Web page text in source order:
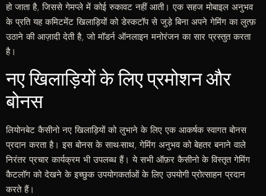
हो जाता है, जिससे गेमप्ले में कोई रुकावट नहीं आती। एक सहज मोबाइल अनुभव
के प्रति यह कमिटमेंट खिलाड़ियों को डेस्कटॉप से जुड़े बिना अपने गेमिंग का लुत्फ़
उठाने की आज़ादी देती है, जो मॉडर्न ऑनलाइन मनोरंजन का सार प्रस्तुत करता
है।
नए खिलाड़ियों के लिए प्रमोशन और
बोनस
लियोनबेट कैसीनो नए खिलाड़ियों को लुभाने के लिए एक आकर्षक स्वागत बोनस
प्रदान करता है। इस बोनस के साथ-साथ, गेमिंग अनुभव को बेहतर बनाने वाले
निरंतर प्रचार कार्यक्रम भी उपलब्ध हैं। ये सभी ऑफ़र कैसीनो के विस्तृत गेमिंग
कैटलॉग को देखने के इच्छुक उपयोगकर्ताओं के लिए उपयोगी प्रोत्साहन प्रदान
करते हैं।